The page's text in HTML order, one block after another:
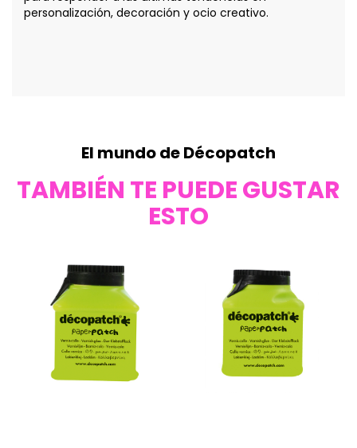
personalización, decoración y ocio creativo.
El mundo de Décopatch
TAMBIÉN TE PUEDE GUSTAR
ESTO